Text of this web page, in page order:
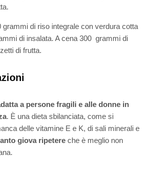
grammi di riso integrale con verdura cotta
di insalata. A cena 300 grammi di
di frutta.
a persone fragili e alle donne in
. È una dieta sbilanciata, come si
delle vitamine E e K, di sali minerali e
giova ripetere che è meglio non